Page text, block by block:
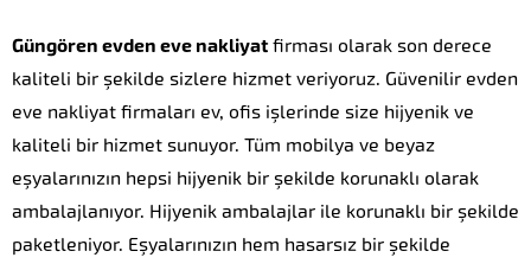
Güngören evden eve nakliyat firması olarak son derece
kaliteli bir şekilde sizlere hizmet veriyoruz. Güvenilir evden
eve nakliyat firmaları ev, ofis işlerinde size hijyenik ve
kaliteli bir hizmet sunuyor. Tüm mobilya ve beyaz
eşyalarınızın hepsi hijyenik bir şekilde korunaklı olarak
ambalajlanıyor. Hijyenik ambalajlar ile korunaklı bir şekilde
paketleniyor. Eşyalarınızın hem hasarsız bir şekilde